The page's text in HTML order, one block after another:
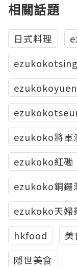
相關話題
日式料理
ezukoko將軍
ezukoko紅磡
ezukoko銅鑼
ezukoko天婦
hkfood
美
隱世美食